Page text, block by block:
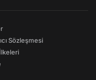
Sözleşmesi